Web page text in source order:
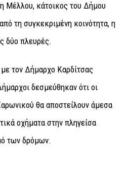
Μέλλου, κάτοικος του Δήμου
τη συγκεκριμένη κοινότητα, η
δύο πλευρές.
τον Δήμαρχο Καρδίτσας
δεσμεύθηκαν ότι οι
θα αποστείλουν άμεσα
οχήματα στην πληγείσα
των δρόμων.